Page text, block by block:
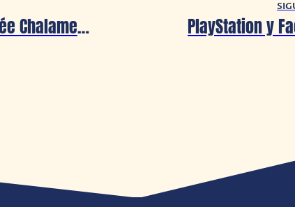
Rumor: Timothée Chalamet podría interpretar a Robin en ‘The Batman’